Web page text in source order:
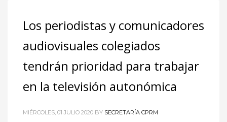
Los periodistas y comunicadores
audiovisuales colegiados
tendrán prioridad para trabajar
en la televisión autonómica
MIÉRCOLES, 01 JULIO 2020 BY SECRETARÍA CPRM